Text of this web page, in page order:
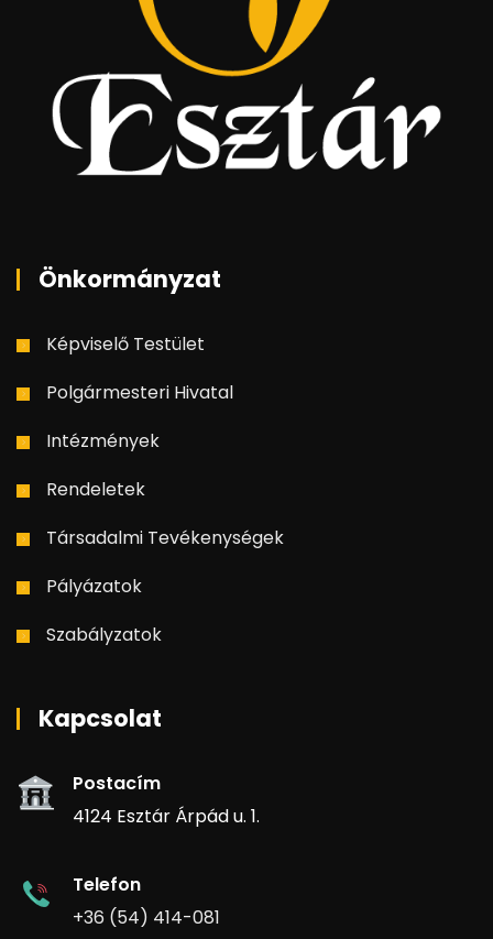
Önkormányzat
Képviselő Testület
Polgármesteri Hivatal
Intézmények
Rendeletek
Társadalmi Tevékenységek
Pályázatok
Szabályzatok
Kapcsolat
Postacím
4124 Esztár Árpád u. 1.
Telefon
+36 (54) 414-081